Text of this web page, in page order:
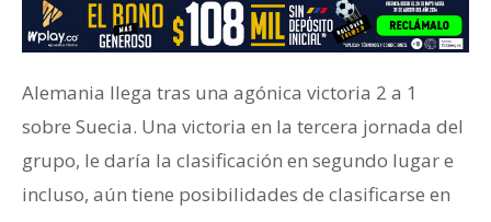
Alemania llega tras una agónica victoria 2 a 1
sobre Suecia. Una victoria en la tercera jornada del
grupo, le daría la clasificación en segundo lugar e
incluso, aún tiene posibilidades de clasificarse en